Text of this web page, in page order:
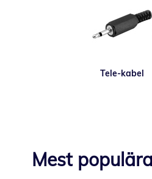
Tele-kabel
Mest